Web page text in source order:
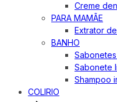
Creme
PARA MAMÃE
Extrator
BANHO
Sabonete
Shampoo
COLIRIO